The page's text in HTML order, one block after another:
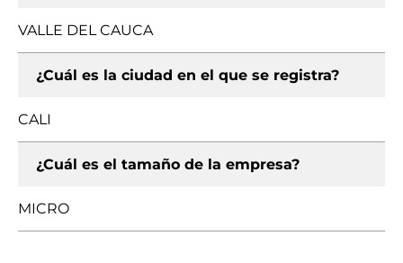
VALLE DEL CAUCA
¿Cuál es la ciudad en el que se registra?
CALI
¿Cuál es el tamaño de la empresa?
MICRO